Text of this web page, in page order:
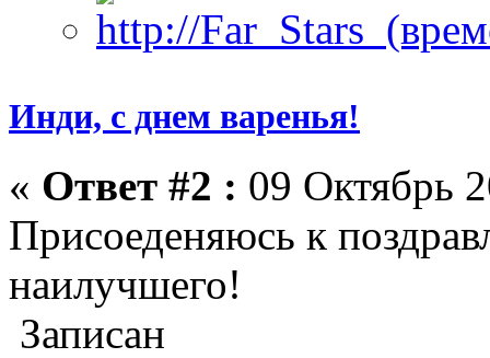
Инди, с днем варенья!
« Ответ #2 : 09 Октябрь
Присоеденяюсь к
наилучшего!
Записан